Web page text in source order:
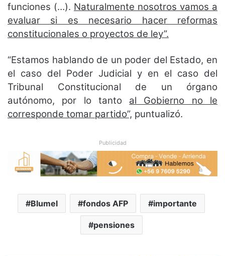
funciones (…). Naturalmente nosotros vamos a
evaluar si es necesario hacer reformas
constitucionales o proyectos de ley”.
“Estamos hablando de un poder del Estado, en
el caso del Poder Judicial y en el caso del
Tribunal Constitucional de un órgano
autónomo, por lo tanto al Gobierno no le
corresponde tomar partido”, puntualizó.
Publicidad
Blumel fondos AFP importante
pensiones